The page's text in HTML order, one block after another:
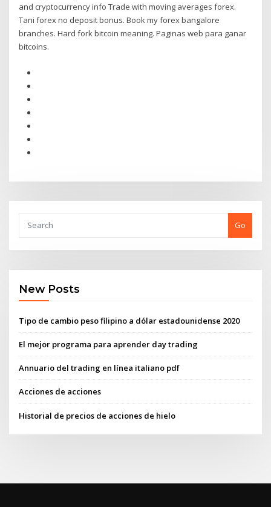
and cryptocurrency info Trade with moving averages forex.
Tani forex no deposit bonus. Book my forex bangalore
branches. Hard fork bitcoin meaning. Paginas web para ganar
bitcoins.
Go
New Posts
Tipo de cambio peso filipino a dólar estadounidense 2020
El mejor programa para aprender day trading
Annuario del trading en línea italiano pdf
Acciones de acciones
Historial de precios de acciones de hielo